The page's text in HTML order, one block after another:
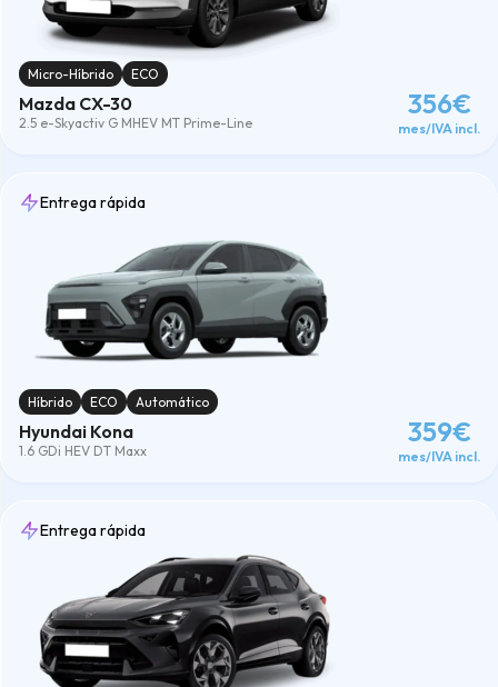
Micro-Híbrido ECO
Mazda CX-30
2.5 e-Skyactiv G MHEV MT Prime-Line
356€
mes/IVA incl.
Entrega rápida
Híbrido ECO Automático
Hyundai Kona
1.6 GDi HEV DT Maxx
359€
mes/IVA incl.
Entrega rápida